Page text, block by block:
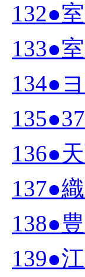
132●
133●
134●
136●
137●
138●
139●